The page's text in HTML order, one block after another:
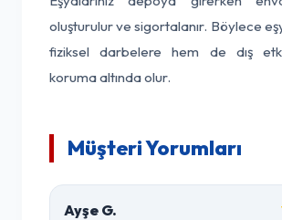
oluşturulur ve sigortalanır. Böylece
fiziksel darbelere hem de dış
koruma altında olur.
Müşteri Yorumları
Ayşe G.